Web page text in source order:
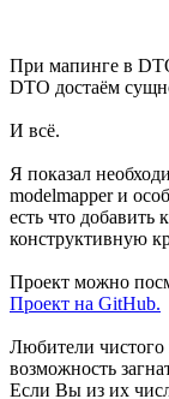
При мапинге в
DTO достаём
И всё.
Я показал
modelmapper и
есть что добавить
конструктивную
Проект можно
Проект на GitHub.
Любители чистого
возможность
Если Вы из их